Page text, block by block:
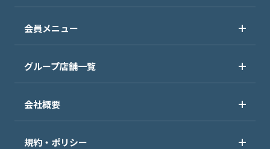
会員メニュー
グループ店舗一覧
会社概要
規約・ポリシー